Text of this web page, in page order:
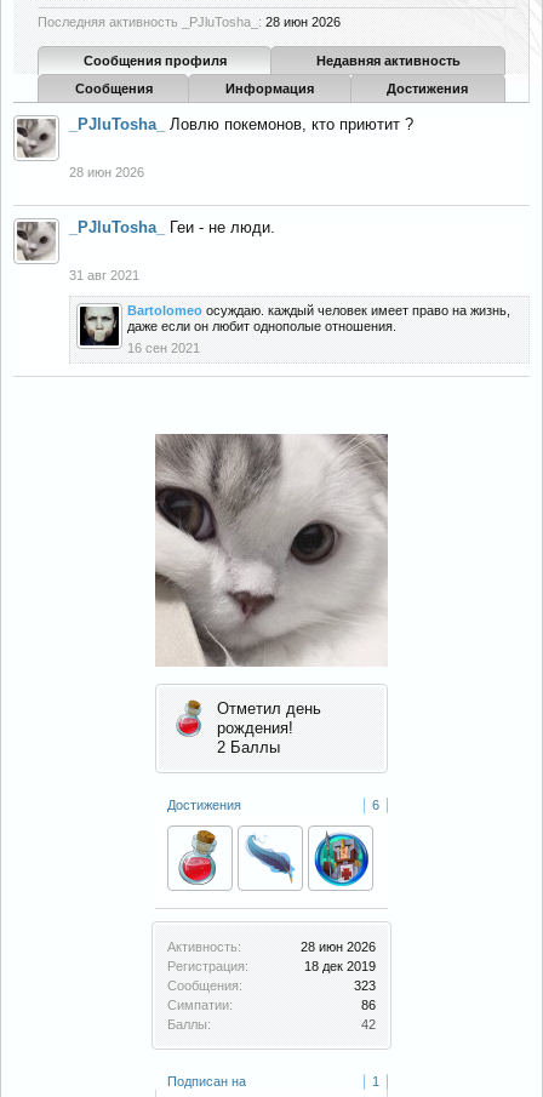
Отметил день
рождения!
2 Баллы
Достижения 6
Активность:
28 июн 2026
Регистрация:
18 дек 2019
Сообщения:
323
Симпатии:
86
Баллы:
42
Подписан на 1
Последняя активность _PJluTosha_: 28 июн 2026
Сообщения профиля
Недавняя активность
Сообщения
Информация Достижения
_PJluTosha_ Ловлю покемонов, кто приютит ?
28 июн 2026
_PJluTosha_ Геи - не люди.
31 авг 2021
Bartolomeo осуждаю. каждый человек имеет право на жизнь,
даже если он любит однополые отношения.
16 сен 2021